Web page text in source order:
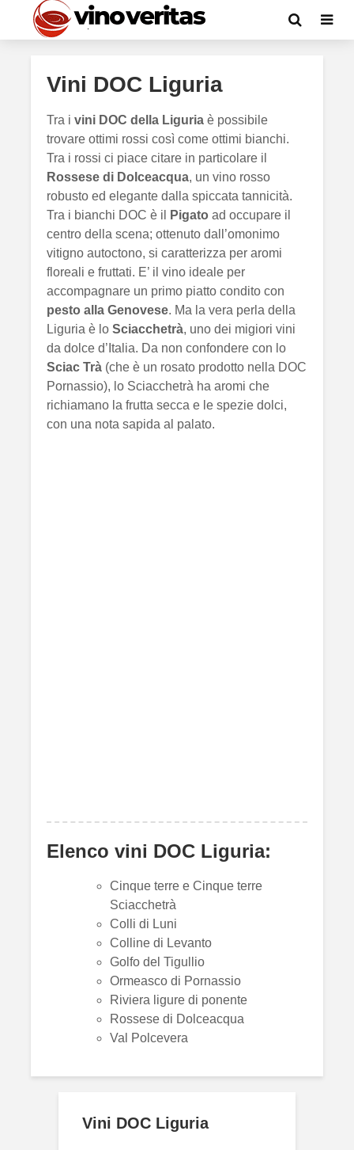
Vini DOC Liguria
Tra i vini DOC della Liguria è possibile
trovare ottimi rossi così come ottimi bianchi.
Tra i rossi ci piace citare in particolare il
Rossese di Dolceacqua, un vino rosso
robusto ed elegante dalla spiccata tannicità.
Tra i bianchi DOC è il
Pigato ad occupare il
centro della scena; ottenuto dall’omonimo
vitigno autoctono, si caratterizza per aromi
floreali e fruttati. E’ il vino ideale per
accompagnare un primo piatto condito con
pesto alla Genovese. Ma la vera perla della
Liguria è lo Sciacchetrà, uno dei migiori vini
da dolce d’Italia. Da non confondere con lo
Sciac Trà (che è un rosato prodotto nella DOC
Pornassio), lo Sciacchetrà ha aromi che
richiamano la frutta secca e le spezie dolci,
con una nota sapida al palato.
Elenco vini DOC Liguria:
Cinque terre e Cinque terre
Sciacchetrà
Colli di Luni
Colline di Levanto
Golfo del Tigullio
Ormeasco di Pornassio
Riviera ligure di ponente
Rossese di Dolceacqua
Val Polcevera
Vini DOC Liguria